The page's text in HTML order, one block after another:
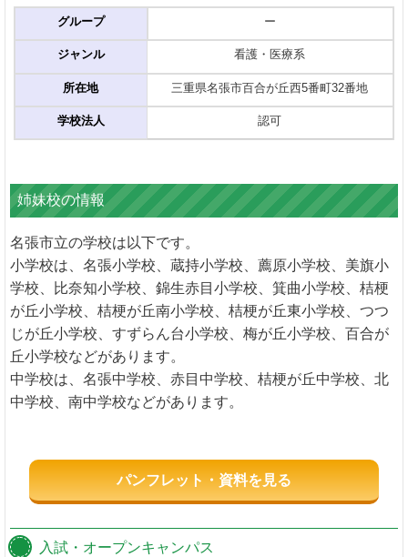
グループ
ジャンル
所在地
学校法人
ー
看護・医療系
三重県名張市百合が丘西5番町32番地
認可
姉妹校の情報
名張市立の学校は以下です。
小学校は、名張小学校、蔵持小学校、薦原小学校、美旗小
学校、比奈知小学校、錦生赤目小学校、箕曲小学校、桔梗
が丘小学校、桔梗が丘南小学校、桔梗が丘東小学校、つつ
じが丘小学校、すずらん台小学校、梅が丘小学校、百合が
丘小学校などがあります。
中学校は、名張中学校、赤目中学校、桔梗が丘中学校、北
中学校、南中学校などがあります。
パンフレット・資料を見る
入試・オープンキャンパス